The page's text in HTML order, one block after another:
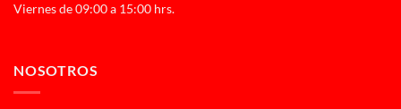
Viernes de 09:00 a 15:00 hrs.
NOSOTROS